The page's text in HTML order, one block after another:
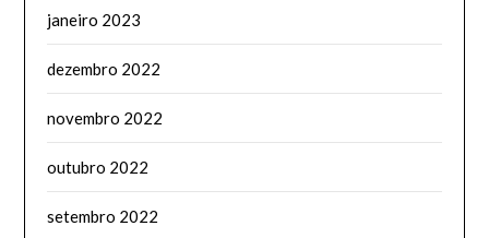
janeiro 2023
dezembro 2022
novembro 2022
outubro 2022
setembro 2022